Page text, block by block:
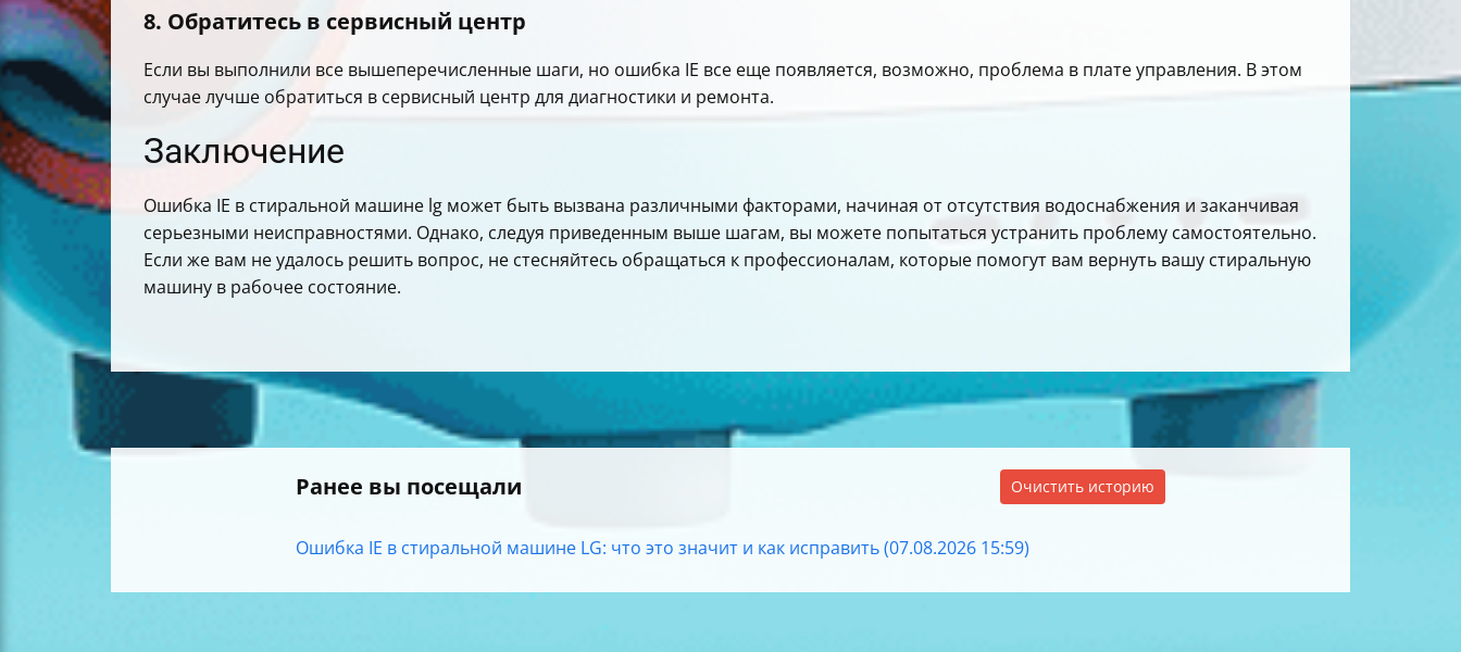
8. Обратитесь в сервисный центр
Если вы выполнили все вышеперечисленные шаги, но ошибка IE все еще появляется, возможно, проблема в плате управления. В этом
случае лучше обратиться в сервисный центр для диагностики и ремонта.
Заключение
Ошибка IE в стиральной машине lg может быть вызвана различными факторами, начиная от отсутствия водоснабжения и заканчивая
серьезными неисправностями. Однако, следуя приведенным выше шагам, вы можете попытаться устранить проблему самостоятельно.
Если же вам не удалось решить вопрос, не стесняйтесь обращаться к профессионалам, которые помогут вам вернуть вашу стиральную
машину в рабочее состояние.
Ранее вы посещали Очистить историю
Ошибка IE в стиральной машине LG: что это значит и как исправить (07.08.2026 15:59)